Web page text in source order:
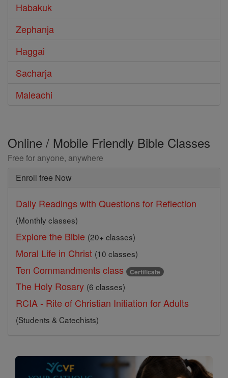
Habakuk
Zephanja
Haggai
Sacharja
Maleachi
Online / Mobile Friendly Bible Classes
Free for anyone, anywhere
Enroll free Now
Daily Readings with Questions for Reflection
(Monthly classes)
Explore the Bible (20+ classes)
Moral Life in Christ (10 classes)
Ten Commandments class Certificate
The Holy Rosary (6 classes)
RCIA - Rite of Christian Initiation for Adults
(Students & Catechists)